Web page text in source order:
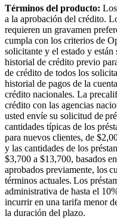
Términos del producto:
a la aprobación del crédito.
requieren un gravamen
cumpla con los criterios de
solicitante y el estado y
historial de crédito previo
de crédito de todos los
historial de pagos de la
crédito nacionales. La
crédito con las agencias
usted envíe su solicitud de
cantidades típicas de los
para nuevos clientes, de
y las cantidades de los
$3,700 a $13,700, basados
aprobados previamente, los
términos actuales. Los
administrativa de hasta el
incurrir en una tarifa menor
la duración del plazo.